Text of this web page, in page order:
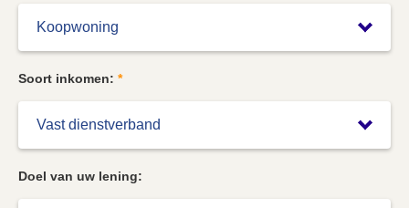
Soort inkomen: *
Doel van uw lening: